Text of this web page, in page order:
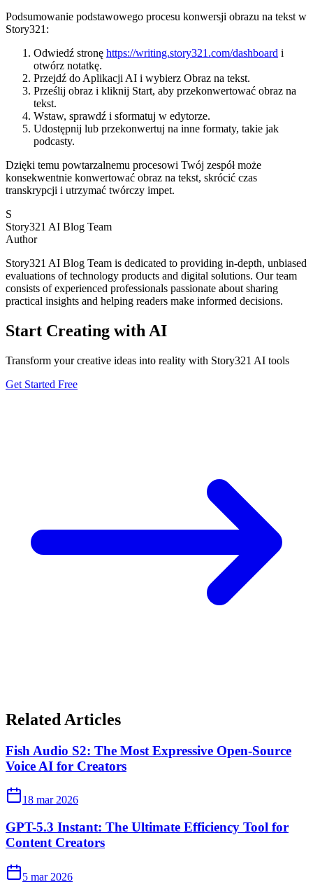
Podsumowanie podstawowego procesu konwersji obrazu na tekst w
Story321:
Odwiedź stronę https://writing.story321.com/dashboard i
otwórz notatkę.
Przejdź do Aplikacji AI i wybierz Obraz na tekst.
Prześlij obraz i kliknij Start, aby przekonwertować obraz na
tekst.
Wstaw, sprawdź i sformatuj w edytorze.
Udostępnij lub przekonwertuj na inne formaty, takie jak
podcasty.
Dzięki temu powtarzalnemu procesowi Twój zespół może
konsekwentnie konwertować obraz na tekst, skrócić czas
transkrypcji i utrzymać twórczy impet.
S
Story321 AI Blog Team
Author
Story321 AI Blog Team is dedicated to providing in-depth, unbiased
evaluations of technology products and digital solutions. Our team
consists of experienced professionals passionate about sharing
practical insights and helping readers make informed decisions.
Start Creating with AI
Transform your creative ideas into reality with Story321 AI tools
Get Started Free
Related Articles
Fish Audio S2: The Most Expressive Open-Source
Voice AI for Creators
18 mar 2026
GPT-5.3 Instant: The Ultimate Efficiency Tool for
Content Creators
5 mar 2026